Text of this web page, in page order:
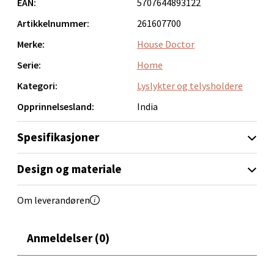
Artikkelnummer:
261607700
Merke:
House Doctor
Serie:
Home
Kategori:
Lyslykter og telysholdere
Opprinnelsesland:
India
Spesifikasjoner
Design og materiale
Om leverandøren
Anmeldelser (0)
Orkanger - Thon Senter Orkanger
Orkanger
Åpent i dag 09-20
0 i butikk
Sandvika - Thon Senter Sandvika
Brodtkorbsgate 7, 1338 Sandvika
0 i butikk